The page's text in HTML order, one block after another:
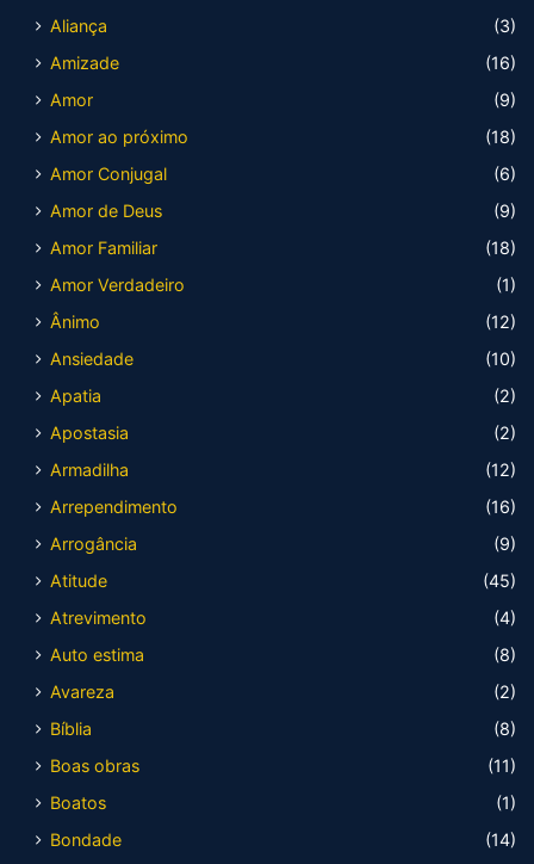
Aliança
(3)
Amizade
(16)
Amor
(9)
Amor ao próximo
(18)
Amor Conjugal
(6)
Amor de Deus
(9)
Amor Familiar
(18)
Amor Verdadeiro
(1)
Ânimo
(12)
Ansiedade
(10)
Apatia
(2)
Apostasia
(2)
Armadilha
(12)
Arrependimento
(16)
Arrogância
(9)
Atitude
(45)
Atrevimento
(4)
Auto estima
(8)
Avareza
(2)
Bíblia
(8)
Boas obras
(11)
Boatos
(1)
Bondade
(14)